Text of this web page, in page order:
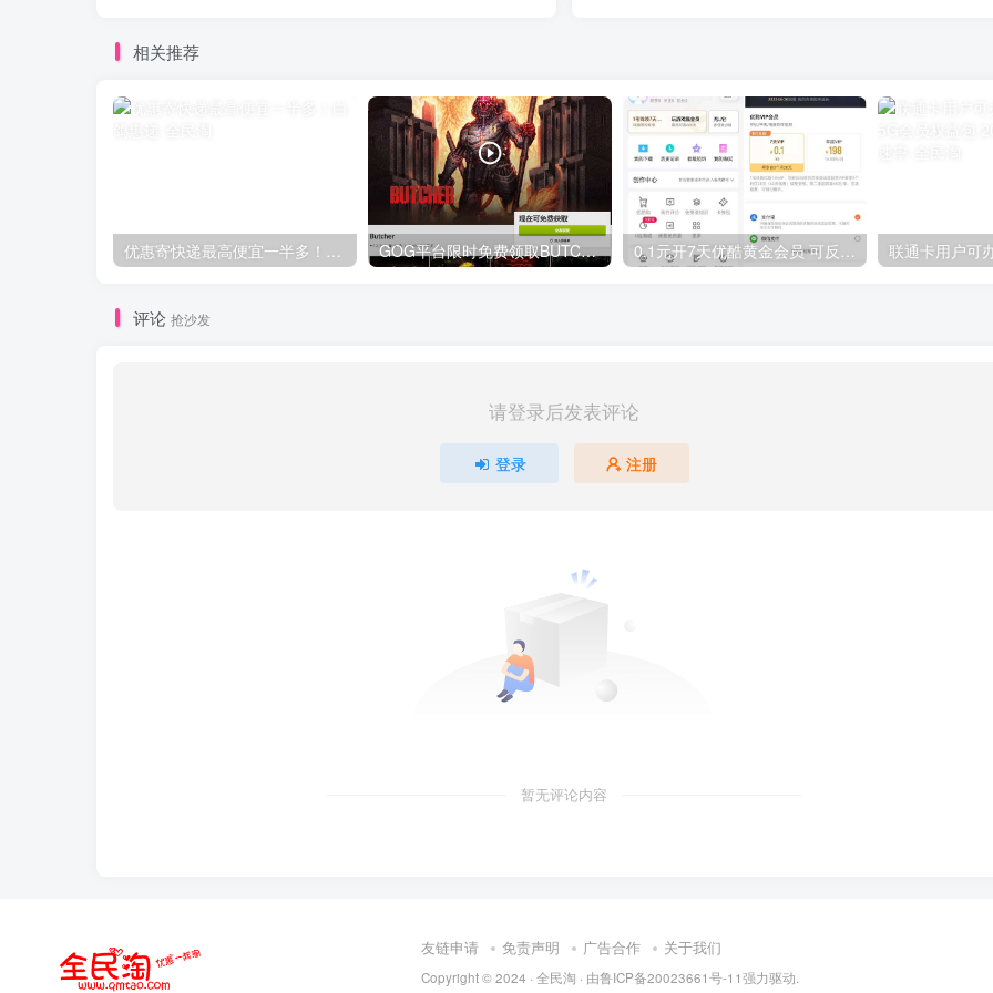
相关推荐
优惠寄快递最高便宜一半多！白鸽惠递 GOG平台限时免费领取BUTCHER（屠夫） 0.1元开7天优酷黄金会员 可反复开通需要关闭自动续费
评论 抢沙发
请登录后发表评论
登录 注册
暂无评论内容
友链申请 免责声明 广告合作 关于我们
Copyright © 2024 · 全民淘 · 由鲁ICP备20023661号-11强力驱动.